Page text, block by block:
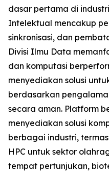
dasar pertama di
Intelektual mencakup
sinkronisasi, dan
Divisi Ilmu Data
dan komputasi
menyediakan solusi
berdasarkan
secara aman. Platform
menyediakan solusi
berbagai industri,
HPC untuk sektor
tempat pertunjukan,